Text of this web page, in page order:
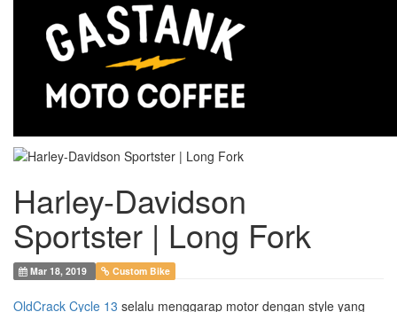
Harley-Davidson
Sportster | Long Fork
Mar 18, 2019 Custom Bike
OldCrack Cycle 13 selalu menggarap motor dengan style yang